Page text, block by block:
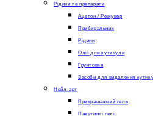
Рідини та препарати
Ацетон / Ремувер
Прибиральник
Рідини
Олії для кутикули
Грунтовка
Засоби для видалення
Нейл-арт
Прикрашаючий гель
Павутинні гелі